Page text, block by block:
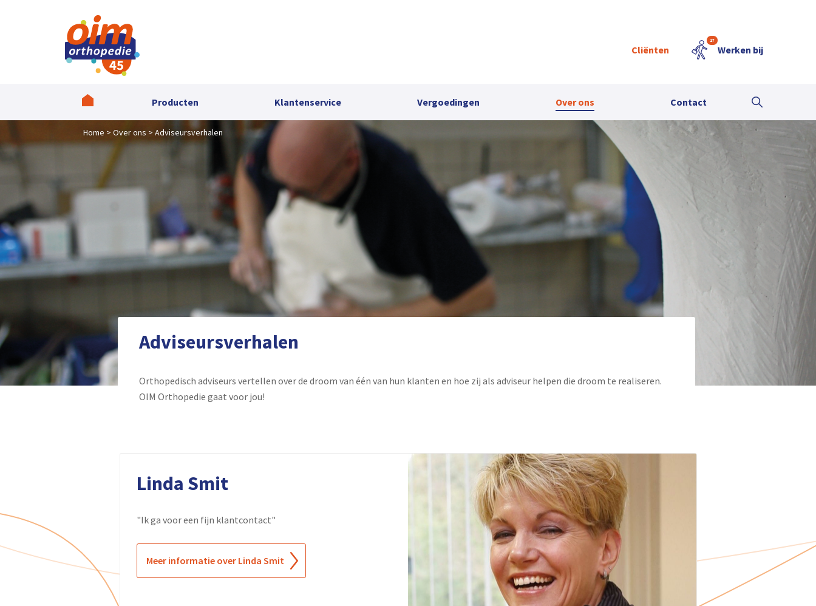
Cliënten
17
Werken bij
Producten Klantenservice Vergoedingen Over ons Contact
Home Over ons Adviseursverhalen
Adviseursverhalen
Orthopedisch adviseurs vertellen over de droom van één van hun klanten en hoe zij als adviseur helpen die droom te realiseren.
OIM Orthopedie gaat voor jou!
Linda Smit
"Ik ga voor een fijn klantcontact"
Meer informatie over Linda Smit